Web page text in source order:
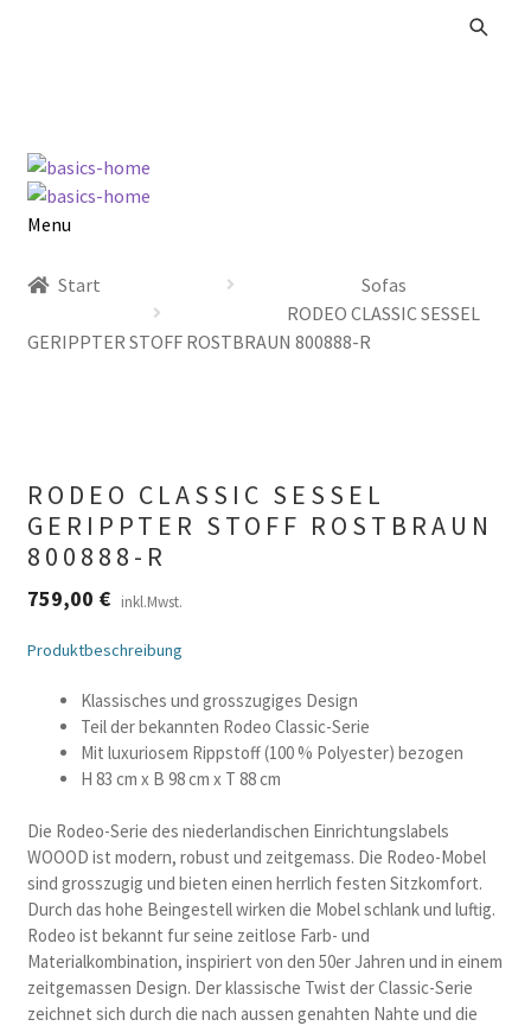
Zur
Navigation
springen
Zum
Inhalt
springen
Menu
Kataloge Landhaus
Summer Sale
Start
Sofas
RODEO CLASSIC SESSEL
GERIPPTER STOFF ROSTBRAUN 800888-R
RODEO CLASSIC SESSEL
GERIPPTER STOFF ROSTBRAUN
800888-R
759,00 € inkl.Mwst.
Produktbeschreibung
Klassisches und grosszugiges Design
Teil der bekannten Rodeo Classic-Serie
Mit luxuriosem Rippstoff (100 % Polyester) bezogen
H 83 cm x B 98 cm x T 88 cm
Die Rodeo-Serie des niederlandischen Einrichtungslabels
WOOOD ist modern, robust und zeitgemass. Die Rodeo-Mobel
sind grosszugig und bieten einen herrlich festen Sitzkomfort.
Durch das hohe Beingestell wirken die Mobel schlank und luftig.
Rodeo ist bekannt fur seine zeitlose Farb- und
Materialkombination, inspiriert von den 50er Jahren und in einem
zeitgemassen Design. Der klassische Twist der Classic-Serie
zeichnet sich durch die nach aussen genahten Nahte und die